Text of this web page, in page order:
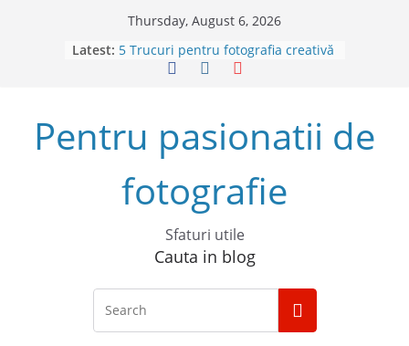
Thursday, August 6, 2026
Latest: 5 Trucuri pentru fotografia creativă
Top 5 obiective foto mirrorless în
Descoperă Sony ZV-E1, prima
cameră full frame pentru vlog
4 sfaturi pentru cele mai bune
fotografii spontane
Pentru pasionatii de
fotografie
Sfaturi utile
Cauta in blog